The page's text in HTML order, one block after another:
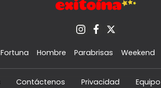
Fortuna Hombre Parabrisas Weekend
Contáctenos Privacidad Equipo